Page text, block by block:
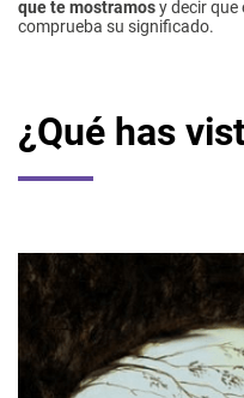
que te mostramosy decir que
comprueba su significado.
¿Qué has